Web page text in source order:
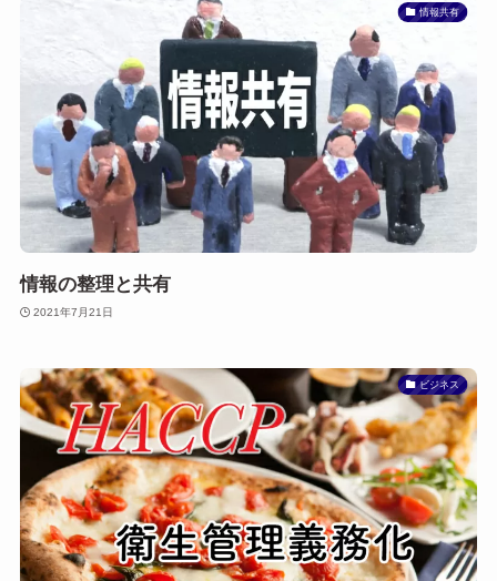
情報共有
情報の整理と共有
2021年7月21日
ビジネス